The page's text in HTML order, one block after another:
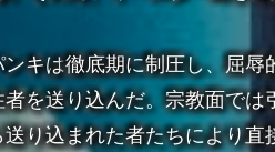
キは徹底期に制圧し、屈辱
を送り込んだ。宗教面では
り込まれた者たちにより直